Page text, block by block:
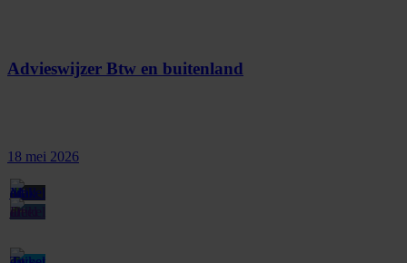
Advieswijzer Btw en buitenland
18 mei 2026